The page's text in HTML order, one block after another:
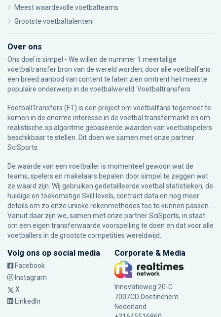
Meest waardevolle voetbalteams
Grootste voetbaltalenten
Over ons
Ons doel is simpel - We willen de nummer 1 meertalige
voetbaltransfer bron van de wereld worden, door alle voetbalfans
een breed aanbod van content te laten zien omtrent het meeste
populaire onderwerp in de voetbalwereld: Voetbaltransfers.
FootballTransfers (FT) is een project om voetbalfans tegemoet te
komen in de enorme interesse in de voetbal transfermarkt en om
realistische op algoritme gebaseerde waarden van voetbalspelers
beschikbaar te stellen. Dit doen we samen met onze partner
SciSports
De waarde van een voetballer is momenteel gewoon wat de
teams, spelers en makelaars bepalen door simpel te zeggen wat
ze waard zijn. Wij gebruiken gedetailleerde voetbal statistieken, de
huidige en toekomstige Skill levels, contract data en nog meer
details om zo onze unieke rekenmethodes toe te kunnen passen.
Vanuit daar zijn we, samen met onze partner SciSports, in staat
om een eigen transferwaarde voorspelling te doen en dat voor alle
voetballers in de grootste competities wereldwijd.
Volg ons op social media
Facebook
Instagram
X
LinkedIn
Corporate & Media
Innovatieweg 20-C
7007CD Doetinchem
Nederland